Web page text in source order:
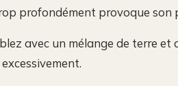
profondément provoque son
avec un mélange de terre et